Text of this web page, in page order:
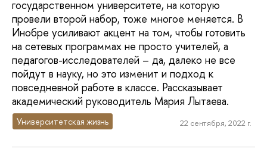
государственном университете, на которую
провели второй набор, тоже многое меняется. В
Инобре усиливают акцент на том, чтобы готовить
на сетевых программах не просто учителей, а
педагогов-исследователей – да, далеко не все
пойдут в науку, но это изменит и подход к
повседневной работе в классе. Рассказывает
академический руководитель Мария Лытаева.
Университетская жизнь 22 сентября, 2022 г.